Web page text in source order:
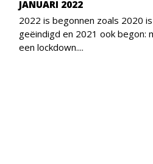
JANUARI 2022
2022 is begonnen zoals 2020 is
geëindigd en 2021 ook begon:
een lockdown....